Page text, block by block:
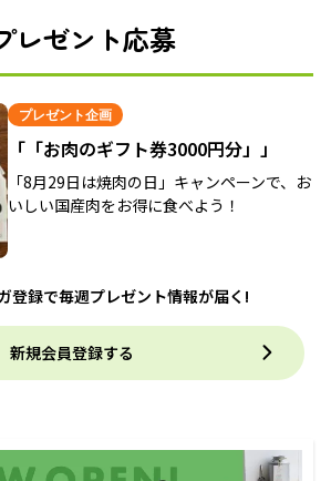
レゼント応募
プレゼント企画
「「お肉のギフト券3000円分」」
「8月29日は焼肉の日」キャンペーンで、お
いしい国産肉をお得に食べよう！
登録で毎週プレゼント情報が届く!
新規会員登録する